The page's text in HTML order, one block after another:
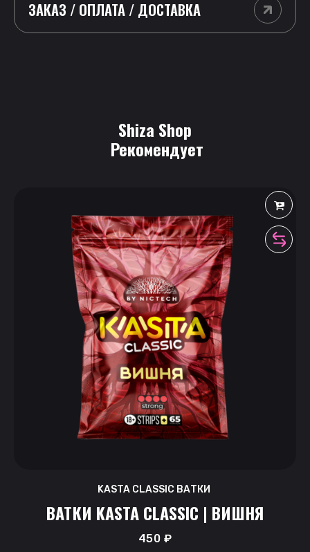
ЗАКАЗ / ОПЛАТА / ДОСТАВКА
Shiza Shop
Рекомендует
KASTA CLASSIC ВАТКИ
ВАТКИ KASTA CLASSIC | ВИШНЯ
450 ₽